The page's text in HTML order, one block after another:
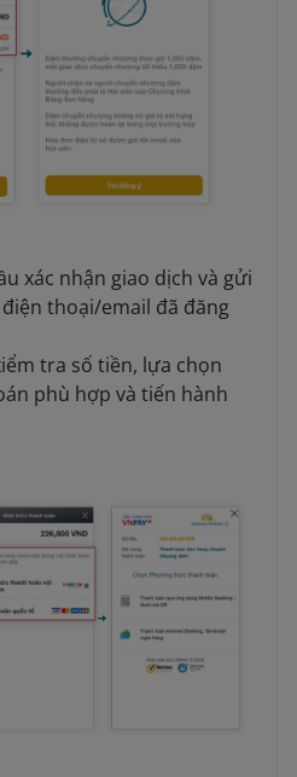
xác nhận giao dịch và gửi
thoại/email đã đăng
tra số tiền, lựa chọn
phù hợp và tiến hành